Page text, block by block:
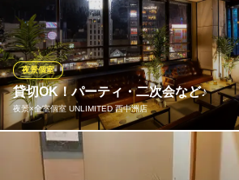
何よりもこの絶景ロケーション！高層階で
窓ガラスからは中州の街を一望◎約6メート
ば、開放感抜群のこだわり空間が広がりま
旬の鮮魚ともつ鍋 博多やまや 福岡本店
もつ鍋と九州料理居酒屋
地下鉄七隈線（3号線）天神南駅 徒歩6分
福岡県福岡市中央区春吉3-12-1 2F
貸切OK！パーティ・二次会など♪
夜景×全室個室 UNLIMITED 西中洲店
夜景個室
VIP個室×夜景 みなさんに喜んでいただけ
間で素敵なひとときをお過ごしください♪結